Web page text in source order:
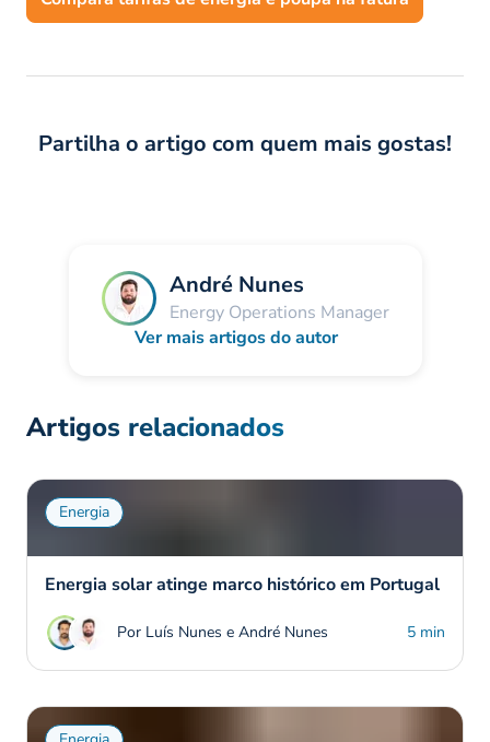
Partilha o artigo com quem mais gostas!
André Nunes
Energy Operations Manager
Ver mais artigos do autor
Artigos relacionados
Energia
Energia solar atinge marco histórico em Portugal
Por Luís Nunes e André Nunes 5 min